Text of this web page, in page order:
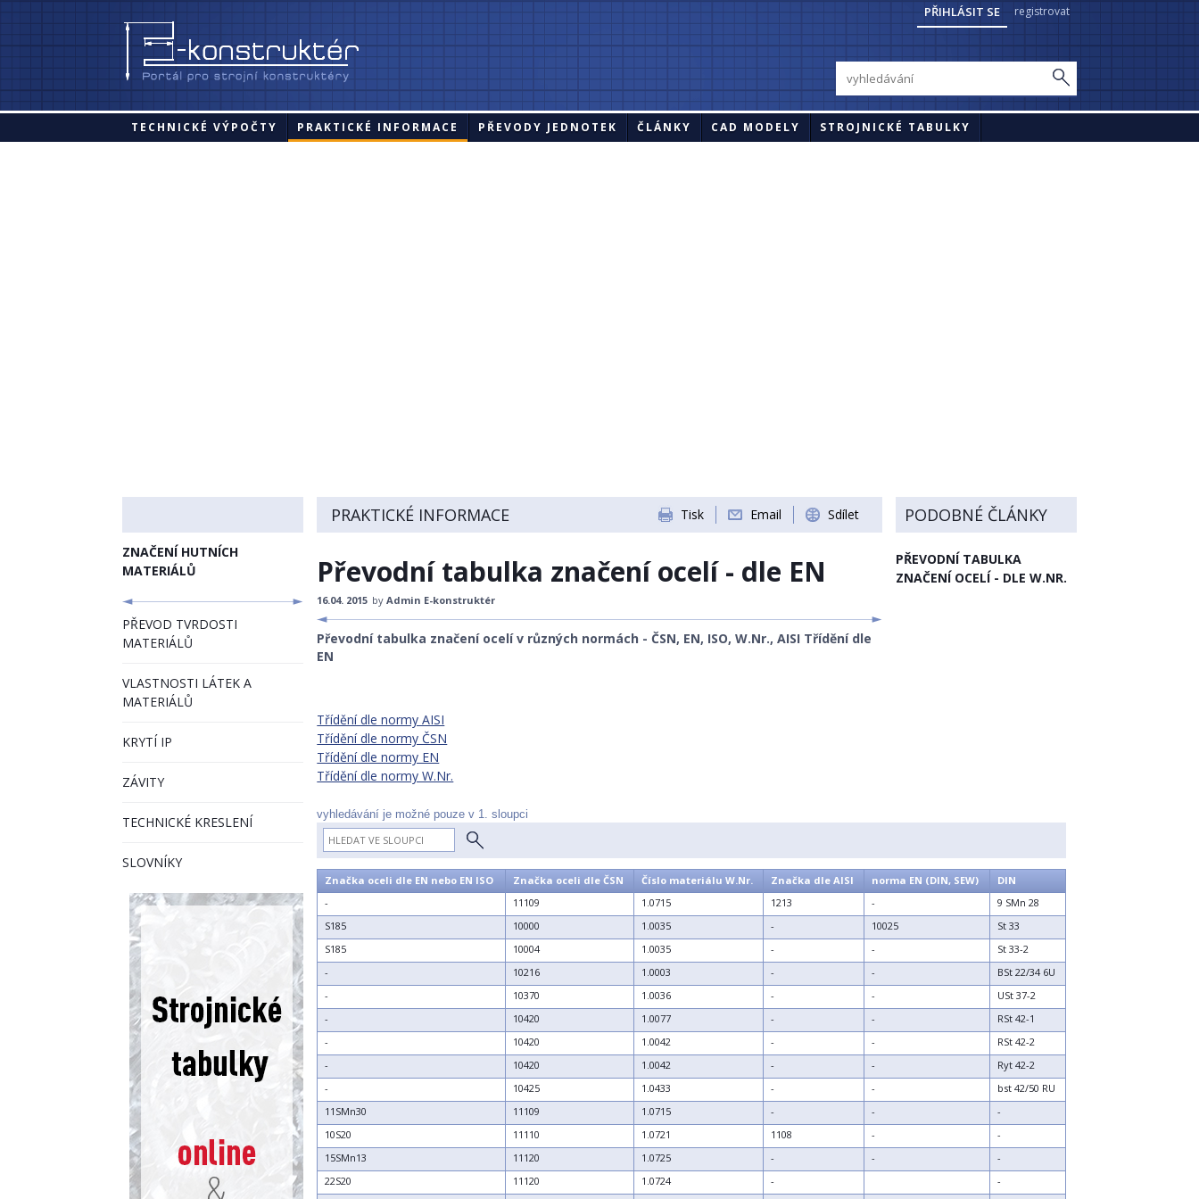
PŘIHLÁSIT SE registrovat
TECHNICKÉ VÝPOČTY PRAKTICKÉ INFORMACE PŘEVODY JEDNOTEK ČLÁNKY CAD MODELY STROJNICKÉ TABULKY
ZNAČENÍ HUTNÍCH
MATERIÁLŮ
PŘEVOD TVRDOSTI
MATERIÁLŮ
VLASTNOSTI LÁTEK A
MATERIÁLŮ
KRYTÍ IP
ZÁVITY
TECHNICKÉ KRESLENÍ
SLOVNÍKY
PRAKTICKÉ INFORMACE Tisk Email Sdílet
Převodní tabulka značení ocelí - dle EN
16.04. 2015 by Admin E-konstruktér
Převodní tabulka značení ocelí v různých normách - ČSN, EN, ISO, W.Nr., AISI Třídění dle
EN
Třídění dle normy AISI
Třídění dle normy ČSN
Třídění dle normy EN
Třídění dle normy W.Nr.
vyhledávání je možné pouze v 1. sloupci
Značka oceli dle EN nebo EN ISO Značka oceli dle ČSN Číslo materiálu W.Nr. Značka dle AISI norma EN (DIN, SEW)
DIN
-
11109 1.0715 1213 -
9 SMn 28
S185
10000 1.0035 - 10025
St 33
S185
10004 1.0035 - -
St 33-2
-
10216 1.0003 - -
BSt 22/34 6U
-
10370 1.0036 - -
USt 37-2
-
10420 1.0077 - -
RSt 42-1
-
10420 1.0042 - -
RSt 42-2
-
10420 1.0042 - -
Ryt 42-2
-
10425 1.0433 - -
bst 42/50 RU
11SMn30
11109 1.0715 - -
-
10S20
11110 1.0721 1108 -
-
15SMn13
11120 1.0725 - -
-
22S20
11120 1.0724 -
-
PODOBNÉ ČLÁNKY
PŘEVODNÍ TABULKA
ZNAČENÍ OCELÍ - DLE W.NR.